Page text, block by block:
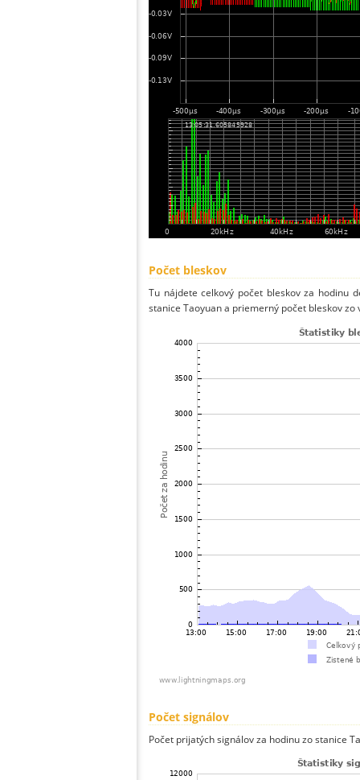
Počet bleskov
Tu nájdete celkový počet bleskov za hodinu
stanice Taoyuan a priemerný počet bleskov zo
Počet signálov
Počet prijatých signálov za hodinu zo stanice